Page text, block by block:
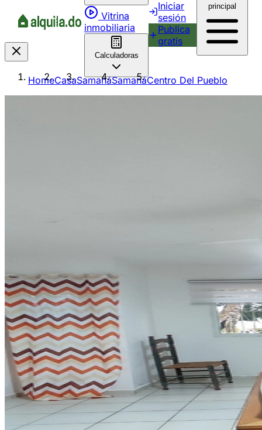
Vitrina
inmobiliaria
Calculadoras
Iniciar
sesión
Publica
gratis
principal
HomeCasaSamanáSamanáCentro Del Pueblo